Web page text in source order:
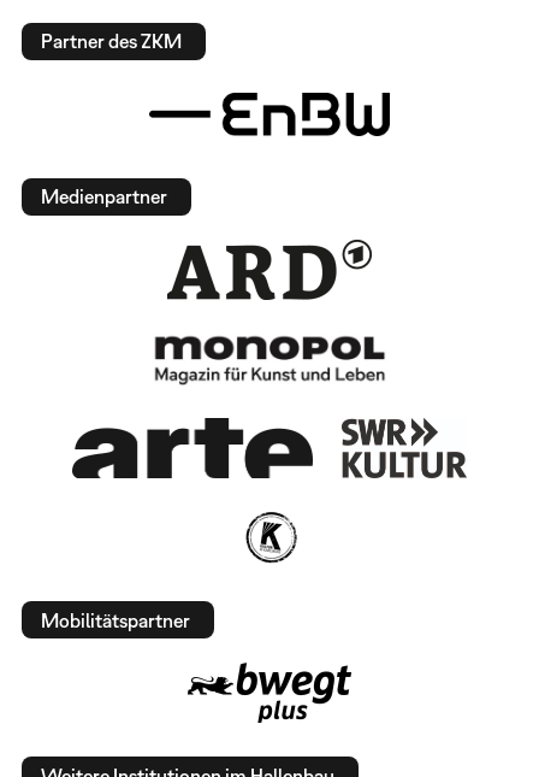
Partner des ZKM
Medienpartner
Mobilitätspartner